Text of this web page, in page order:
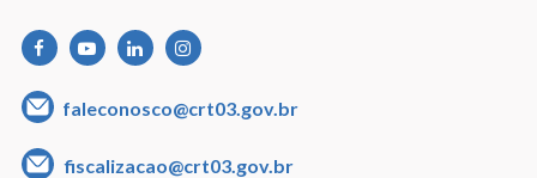
faleconosco@crt03.gov.br
fiscalizacao@crt03.gov.br